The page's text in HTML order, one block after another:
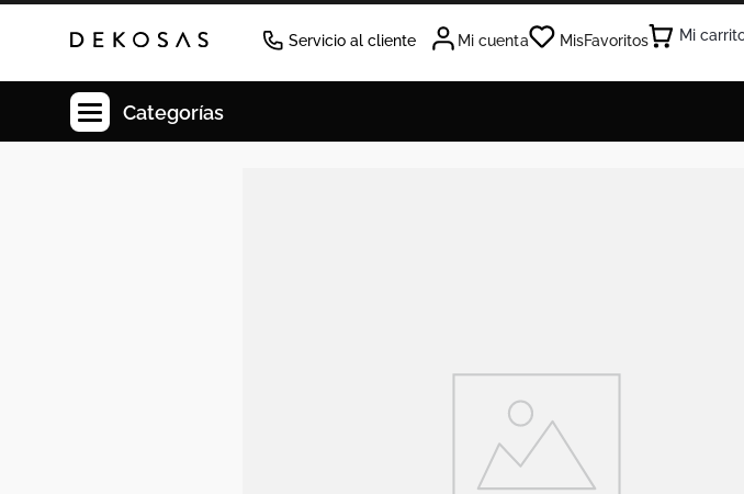
Servicio al cliente Mi cuenta MisFavoritos
Categorías